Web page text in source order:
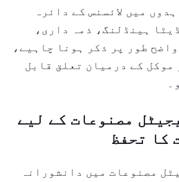
میں لائسنس کے دائرہ
ہینڈلنگ، ذمہ داری،
طور پر ذکر ہونا چاہیے،
کے درمیان تعلق قابل
مصنوعات کے لیے
کا تحفظ
مصنوعات میں دانشورانہ